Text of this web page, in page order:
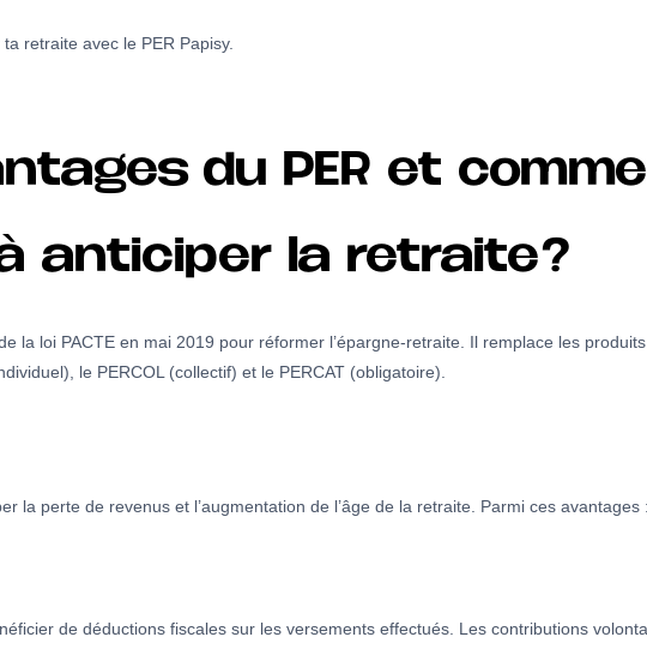
retraite avec le PER Papisy.
du PER et
anticiper la retraite?
la loi PACTE en mai 2019 pour réformer l’épargne-retraite. Il remplace les
le PERCOL (collectif) et le PERCAT (obligatoire).
la perte de revenus et l’augmentation de l’âge de la retraite. Parmi ces avantages :
de déductions fiscales sur les versements effectués. Les contributions